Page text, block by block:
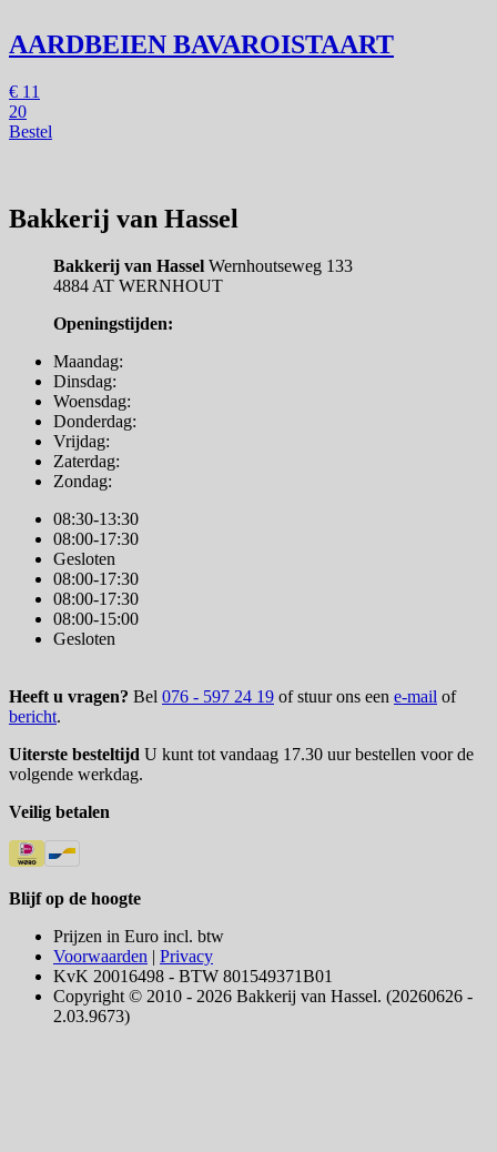
AARDBEIEN BAVAROISTAART
€ 11
20
Bestel
Bakkerij van Hassel
Bakkerij van Hassel Wernhoutseweg 133
4884 AT WERNHOUT
Openingstijden:
Maandag:
Dinsdag:
Woensdag:
Donderdag:
Vrijdag:
Zaterdag:
Zondag:
08:30-13:30
08:00-17:30
Gesloten
08:00-17:30
08:00-17:30
08:00-15:00
Gesloten
Heeft u vragen? Bel 076 - 597 24 19 of stuur ons een e-mail of
bericht.
Uiterste besteltijd U kunt tot vandaag 17.30 uur bestellen voor de
volgende werkdag.
Veilig betalen
Blijf op de hoogte
Prijzen in Euro incl. btw
Voorwaarden | Privacy
KvK 20016498 - BTW 801549371B01
Copyright © 2010 - 2026 Bakkerij van Hassel. (20260626 -
2.03.9673)